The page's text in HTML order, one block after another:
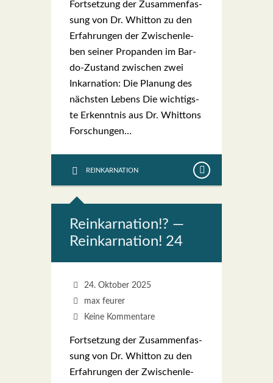
Fort­set­zung der Zusam­men­fas­
sung von Dr. Whit­ton zu den
Erfah­run­gen der Zwi­schen­le­
ben sei­ner Pro­pan­den im Bar­­
do-Zustand zwi­schen zwei
Inkar­na­ti­on: Die Pla­nung des
nächs­ten Lebens Die wich­tigs­
te Erkennt­nis aus Dr. Whit­tons
For­schun­gen…
REINKARNATION
Reinkar­na­ti­on!? —
Reinkar­na­ti­on! 24
24. Oktober 2025
max feurer
Keine Kommentare
Fort­set­zung der Zusam­men­fas­
sung von Dr. Whit­ton zu den
Erfah­run­gen der Zwi­schen­le­